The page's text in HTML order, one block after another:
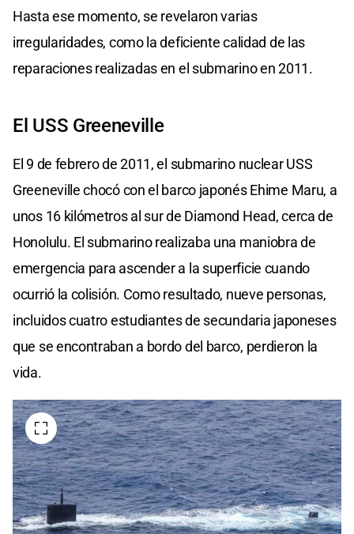
Hasta ese momento, se revelaron varias
irregularidades, como la deficiente calidad de las
reparaciones realizadas en el submarino en 2011.
El USS Greeneville
El 9 de febrero de 2011, el submarino nuclear USS
Greeneville chocó con el barco japonés Ehime Maru, a
unos 16 kilómetros al sur de Diamond Head, cerca de
Honolulu. El submarino realizaba una maniobra de
emergencia para ascender a la superficie cuando
ocurrió la colisión. Como resultado, nueve personas,
incluidos cuatro estudiantes de secundaria japoneses
que se encontraban a bordo del barco, perdieron la
vida.